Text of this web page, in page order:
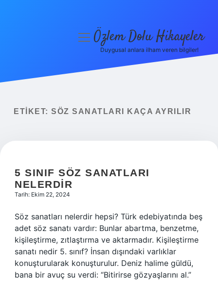
Yasal Uyarı
menüyüÖzlem Dolu Hikayeler
Duygusal anlara ilham veren bilgiler!
ETIKET: SÖZ SANATLARI KAÇA AYRILIR
5 SINIF SÖZ SANATLARI
NELERDIR
Tarih: Ekim 22, 2024
Söz sanatları nelerdir hepsi? Türk edebiyatında beş
adet söz sanatı vardır: Bunlar abartma, benzetme,
kişileştirme, zıtlaştırma ve aktarmadır. Kişileştirme
sanatı nedir 5. sınıf? İnsan dışındaki varlıklar
konuşturularak konuşturulur. Deniz halime güldü,
bana bir avuç su verdi: “Bitirirse gözyaşlarını al.”